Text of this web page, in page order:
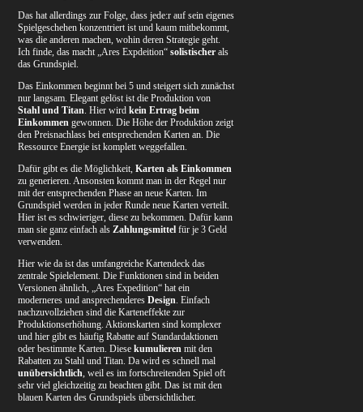
Das hat allerdings zur Folge, dass jede:r auf sein eigenes
Spielgeschehen konzentriert ist und kaum mitbekommt,
was die anderen machen, wohin deren Strategie geht.
Ich finde, das macht „Ares Expdeition“solistischer als
das Grundspiel.
Das Einkommen beginnt bei 5 und steigert sich zunächst
nur langsam. Elegant gelöst ist die Produktion von
Stahl und Titan. Hier wirdkein Ertrag beim
Einkommen gewonnen. Die Höhe der Produktion zeigt
den Preisnachlass bei entsprechenden Karten an. Die
Ressource Energie ist komplett weggefallen.
Dafür gibt es die Möglichkeit,Karten als Einkommen
zu generieren. Ansonsten kommt man in der Regel nur
mit der entsprechenden Phase an neue Karten. Im
Grundspiel werden in jeder Runde neue Karten verteilt.
Hier ist es schwieriger, diese zu bekommen. Dafür kann
man sie ganz einfach alsZahlungsmittel für je 3 Geld
verwenden.
Hier wie da ist das umfangreiche Kartendeck das
zentrale Spielelement. Die Funktionen sind in beiden
Versionen ähnlich, „Ares Expedition“ hat ein
moderneres und ansprechenderesDesign. Einfach
nachzuvollziehen sind die Karteneffekte zur
Produktionserhöhung. Aktionskarten sind komplexer
und hier gibt es häufig Rabatte auf Standardaktionen
oder bestimmte Karten. Diese kumulieren mit den
Rabatten zu Stahl und Titan. Da wird es schnell mal
unübersichtlich, weil es im fortschreitenden Spiel oft
sehr viel gleichzeitig zu beachten gibt. Das ist mit den
blauen Karten des Grundspiels übersichtlicher.